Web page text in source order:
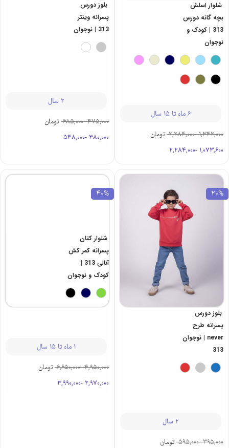
شلوار اسلش
بچه گانه دورس
313 | کودک و
نوجوان
6 ماه تا 15 سال
1,342,000
-
2,284,000
1,073,600
-
2,284,000
تومان
بلوز دورس
پسرانه وینتر
313 | نوجوان
2 سال
475,000
-
685,000
380,000
-
548,000
تومان
20%
بلوز دورس
پسرانه طرح
never | نوجوان
313
2 سال
395,000
-
595,000 تومان
40%
شلوار کتان
پسرانه کمر کش
آنالی 313 |
کودک و نوجوان
1 ماه تا 15 سال
4,950,000
-
6,650,000
2,970,000
-
3,990,000
تومان